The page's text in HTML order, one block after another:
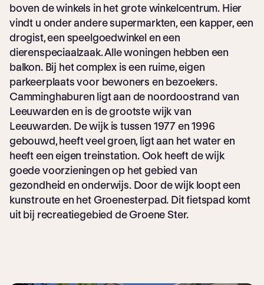
boven de winkels in het grote winkelcentrum. Hier
vindt u onder andere supermarkten, een kapper, een
drogist, een speelgoedwinkel en een
dierenspeciaalzaak. Alle woningen hebben een
balkon. Bij het complex is een ruime, eigen
parkeerplaats voor bewoners en bezoekers.
Camminghaburen ligt aan de noordoostrand van
Leeuwarden en is de grootste wijk van
Leeuwarden. De wijk is tussen 1977 en 1996
gebouwd, heeft veel groen, ligt aan het water en
heeft een eigen treinstation. Ook heeft de wijk
goede voorzieningen op het gebied van
gezondheid en onderwijs. Door de wijk loopt een
kunstroute en het Groenesterpad. Dit fietspad komt
uit bij recreatiegebied de Groene Ster.